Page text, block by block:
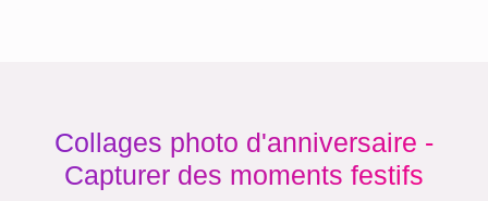
Collages photo d'anniversaire -
Capturer des moments festifs